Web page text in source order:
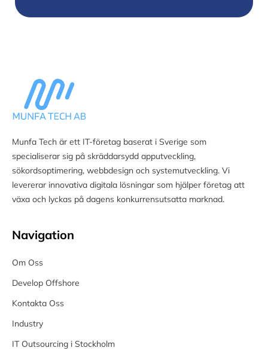
Munfa Tech är ett IT-företag baserat i Sverige som
specialiserar sig på skräddarsydd apputveckling,
sökordsoptimering, webbdesign och systemutveckling. Vi
levererar innovativa digitala lösningar som hjälper företag att
växa och lyckas på dagens konkurrensutsatta marknad.
Navigation
Om Oss
Develop Offshore
Kontakta Oss
Industry
IT Outsourcing i Stockholm